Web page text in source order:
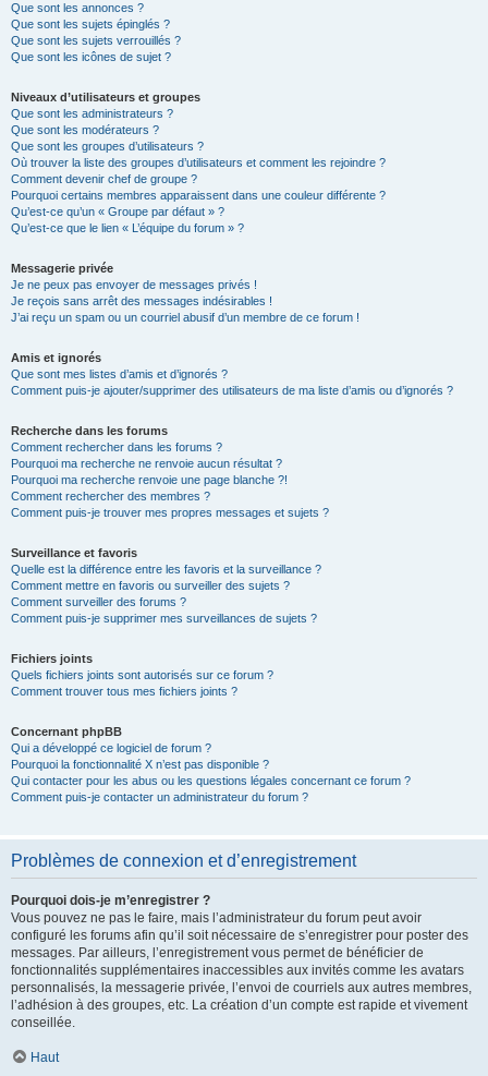
Que sont les annonces ?
Que sont les sujets épinglés ?
Que sont les sujets verrouillés ?
Que sont les icônes de sujet ?
Niveaux d’utilisateurs et groupes
Que sont les administrateurs ?
Que sont les modérateurs ?
Que sont les groupes d’utilisateurs ?
Où trouver la liste des groupes d’utilisateurs et comment les rejoindre ?
Comment devenir chef de groupe ?
Pourquoi certains membres apparaissent dans une couleur différente ?
Qu’est-ce qu’un « Groupe par défaut » ?
Qu’est-ce que le lien « L’équipe du forum » ?
Messagerie privée
Je ne peux pas envoyer de messages privés !
Je reçois sans arrêt des messages indésirables !
J’ai reçu un spam ou un courriel abusif d’un membre de ce forum !
Amis et ignorés
Que sont mes listes d’amis et d’ignorés ?
Comment puis-je ajouter/supprimer des utilisateurs de ma liste d’amis ou d’ignorés ?
Recherche dans les forums
Comment rechercher dans les forums ?
Pourquoi ma recherche ne renvoie aucun résultat ?
Pourquoi ma recherche renvoie une page blanche ?!
Comment rechercher des membres ?
Comment puis-je trouver mes propres messages et sujets ?
Surveillance et favoris
Quelle est la différence entre les favoris et la surveillance ?
Comment mettre en favoris ou surveiller des sujets ?
Comment surveiller des forums ?
Comment puis-je supprimer mes surveillances de sujets ?
Fichiers joints
Quels fichiers joints sont autorisés sur ce forum ?
Comment trouver tous mes fichiers joints ?
Concernant phpBB
Qui a développé ce logiciel de forum ?
Pourquoi la fonctionnalité X n’est pas disponible ?
Qui contacter pour les abus ou les questions légales concernant ce forum ?
Comment puis-je contacter un administrateur du forum ?
Problèmes de connexion et d’enregistrement
Pourquoi dois-je m’enregistrer ?
Vous pouvez ne pas le faire, mais l’administrateur du forum peut avoir
configuré les forums afin qu’il soit nécessaire de s’enregistrer pour poster des
messages. Par ailleurs, l’enregistrement vous permet de bénéficier de
fonctionnalités supplémentaires inaccessibles aux invités comme les avatars
personnalisés, la messagerie privée, l’envoi de courriels aux autres membres,
l’adhésion à des groupes, etc. La création d’un compte est rapide et vivement
conseillée.
Haut